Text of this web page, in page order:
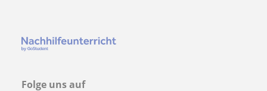
Folge uns auf